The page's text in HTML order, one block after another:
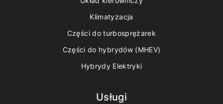
Klimatyzacja
Części do turbosprężarek
Części do hybrydów (MHEV)
Hybrydy Elektryki
Usługi